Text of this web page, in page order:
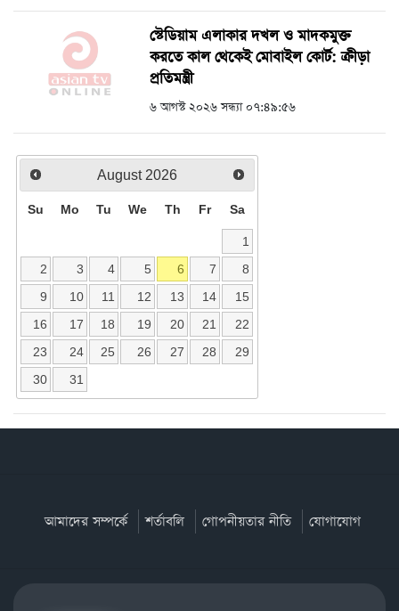
স্টেডিয়াম এলাকার দখল ও মাদকমুক্ত
করতে কাল থেকেই মোবাইল কোর্ট: ক্রীড়া
প্রতিমন্ত্রী
৬ আগস্ট ২০২৬ সন্ধ্যা ০৭:৪৯:৫৬
August 2026
Su Mo Tu We Th Fr Sa
1
2
3 4 5 6 7
8
9
10 11 12 13 14
15
16
17 18 19 20 21
22
23
24 25 26 27 28
29
30
31
আমাদের সম্পর্কে শর্তাবলি গোপনীয়তার নীতি যোগাযোগ